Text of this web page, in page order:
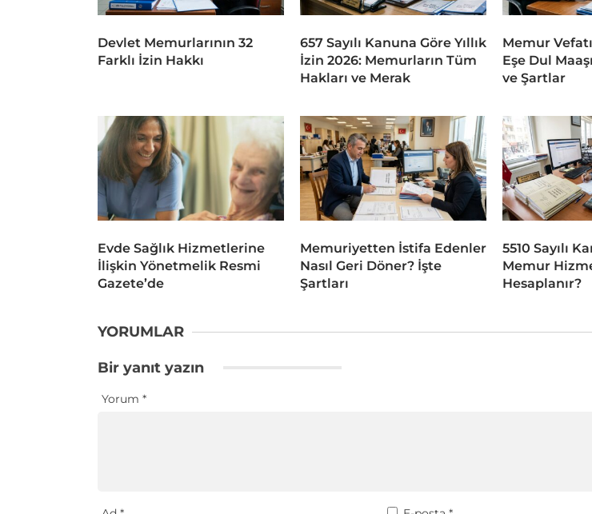
Devlet Memurlarının 32
Farklı İzin Hakkı
657 Sayılı Kanuna Göre Yıllık
İzin 2026: Memurların Tüm
Hakları ve Merak
Memur
Eşe Dul
ve Şartlar
Evde Sağlık Hizmetlerine
İlişkin Yönetmelik Resmi
Gazete’de
Memuriyetten İstifa Edenler
Nasıl Geri Döner? İşte
Şartları
5510 Sayılı
Memur
Hesaplanır?
YORUMLAR
Bir yanıt yazın
Yorum *